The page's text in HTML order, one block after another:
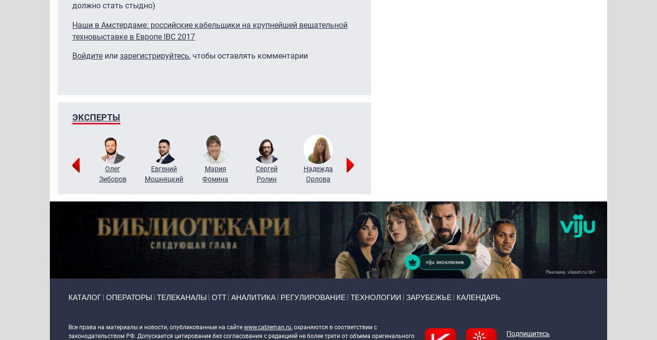
должно стать стыдно)
Наши в Амстердаме: российские кабельщики на крупнейшей вещательной
техновыставке в Европе IBC 2017
Войдите или зарегистрируйтесь, чтобы оставлять комментарии
ЭКСПЕРТЫ
Григорий
Олег
Зиборов
Евгений
Мошняцкий
Мария
Фомина
Сергей
Ролин
Надежда
Орлова
КАТАЛОГ ОПЕРАТОРЫ ТЕЛЕКАНАЛЫ ОТТ АНАЛИТИКА РЕГУЛИРОВАНИЕ ТЕХНОЛОГИИ ЗАРУБЕЖЬЕ КАЛЕНДАРЬ
Все права на материалы и новости, опубликованные на сайте www.cableman.ru, охраняются в соответствии с
законодательством РФ. Допускается цитирование без согласования с редакцией не более трети от объема оригинального
Подпишитесь